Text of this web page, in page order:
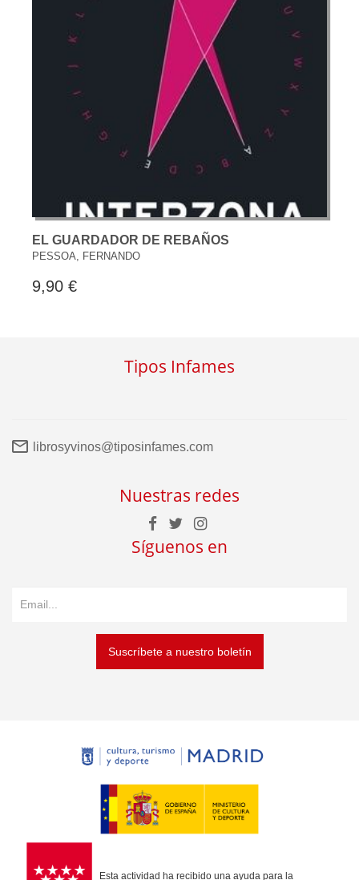
EL GUARDADOR DE REBAÑOS
PESSOA, FERNANDO
9,90 €
Tipos Infames
librosyvinos@tiposinfames.com
Nuestras redes
Síguenos en
Suscríbete a nuestro boletín
Esta actividad ha recibido una ayuda para la